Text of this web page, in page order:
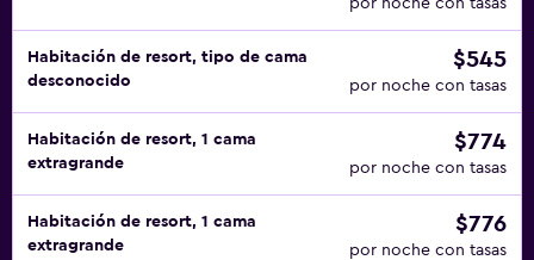
por noche con tasas
Habitación de resort, tipo de cama
desconocido
$545
por noche con tasas
Habitación de resort, 1 cama
extragrande
$774
por noche con tasas
Habitación de resort, 1 cama
extragrande
$776
por noche con tasas